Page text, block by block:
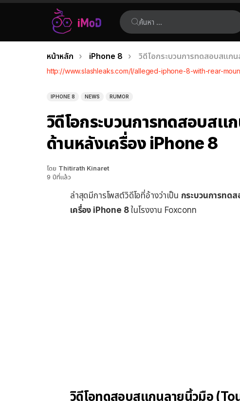
ค้นหา:
เรื่อง
ล่าสุด
คุณอยู่ที่นี่:
หน้าหลัก iPhone 8 วิดีโอกระบวนการทดสอบสแก
http://www.slashleaks.com/l/alleged-iphone-8-with-rear-
IPHONE 8 NEWS RUMOR
วิดีโอกระบวนการทดสอบสแ
ด้านหลังเครื่อง iPhone 8
โดย Thitirath Kinaret
9 ปีที่แล้ว
ล่าสุดมีการโพสต์วิดีโอที่อ้างว่าเป็น กระบวนการทด
เครื่อง iPhone 8ในโรงงาน Foxconn
วิดีโอทดสอบสแกนลายนิ้วมือ